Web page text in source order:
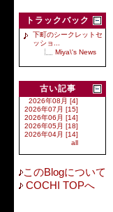
トラックバック
下町のシークレットセ
ッショ...
Miya\'s News
古い記事
2026年08月 [4]
2026年07月 [15]
2026年06月 [14]
2026年05月 [18]
2026年04月 [14]
all
このBlogについて
COCHI TOPへ